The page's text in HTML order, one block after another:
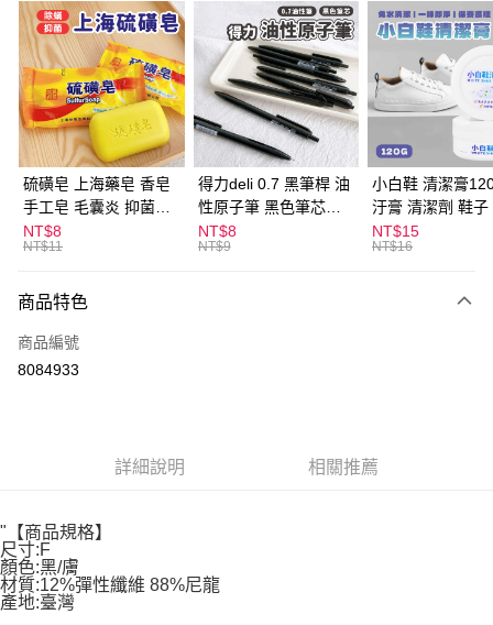
超商取貨付款
LINE Pay
Apple Pay
街口支付
悠遊付
ATM付款
全家取貨付款
每筆NT$60，滿NT$599(含以上)免運費
付款後全家取貨
每筆NT$60，滿NT$599(含以上)免運費
每筆NT$60，滿NT$599(含以上)免運費
宅配
每筆NT$120，滿NT$1,999(含以上)免運費
硫磺皂 上海藥皂 香皂
手工皂 毛囊炎 抑菌除
蟎 清潔護膚 去油去痘
寵物皮膚病 狗狗貓咪
NT$8
NT$11
得力deli 0.7 黑筆桿 油
性原子筆 黑色筆芯
S304
NT$8
NT$9
小白鞋 清潔膏
汙膏 清潔劑 鞋子
漬 白皮鞋 鞋油
NT$15
NT$16
商品特色
商品編號
8084933
詳細說明 相關推薦
"【商品規格】
尺寸:F
顏色:黑/膚
材質:12%彈性纖維 88%尼龍
產地:臺灣